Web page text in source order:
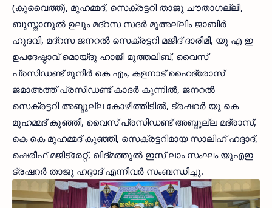
(കുവൈത്ത്), മുഹമ്മദ്, സെക്രട്ടറി താജു ചൗതാഗല്ലി,
ബുസ്താനുല്‍ ഉലൂം മദ്‌റസ സദര്‍ മുഅല്ലിം ജാബിര്‍
ഹുദവി, മദ്‌റസ ജനറല്‍ സെക്രട്ടറി മജീദ് ദാരിമി, യു എ ഇ
ഉപദേഷ്ഠാവ് മൊയ്ദു ഹാജി മുത്തലിബ്, വൈസ്
പ്രസിഡണ്ട് മുനീര്‍ കെ എം, കളനാട് ഹൈദ്രോസ്
ജമാഅത്ത് പ്രസിഡണ്ട് കാദര്‍ കുന്നില്‍, ജനറല്‍
സെക്രട്ടറി അബ്ദുല്ല കോഴിത്തിടില്‍, ട്രഷറര്‍ യു കെ
മുഹമ്മദ് കുഞ്ഞി, വൈസ് പ്രസിഡണ്ട് അബ്ദുല്ല മദ്രാസ്,
കെ കെ മുഹമ്മദ് കുഞ്ഞി, സെക്രട്ടറിമായ സാലിഹ് ഹദ്ദാദ്,
ഷെരീഫ് മജിട്രേറ്റ്, ഖിദ്മത്തുല്‍ ഇസ് ലാം സംഘം യുഎഇ
ട്രഷറര്‍ താജു ഹദ്ദാദ് എന്നിവര്‍ സംബന്ധിച്ചു.